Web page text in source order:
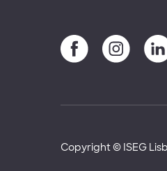
Copyright © ISEG